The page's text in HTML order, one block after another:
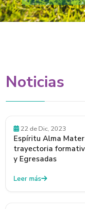
Noticias
22 de Dic, 2023
Espíritu Alma
trayectoria
y Egresadas
Leer más